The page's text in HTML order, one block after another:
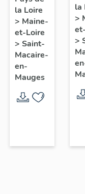
l'industriel
Jean
Pasquier,
9 rue
Jeanne-
d'Arc,
Saint-
la Loire
> Maine-
et-Loire
> Saint-
Macaire-
en-
Mauges
la
>
>